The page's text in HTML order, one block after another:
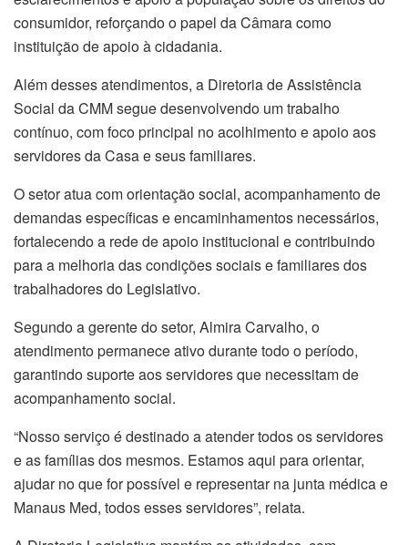
consumidor, reforçando o papel da Câmara como
instituição de apoio à cidadania.
Além desses atendimentos, a Diretoria de Assistência
Social da CMM segue desenvolvendo um trabalho
contínuo, com foco principal no acolhimento e apoio aos
servidores da Casa e seus familiares.
O setor atua com orientação social, acompanhamento de
demandas específicas e encaminhamentos necessários,
fortalecendo a rede de apoio institucional e contribuindo
para a melhoria das condições sociais e familiares dos
trabalhadores do Legislativo.
Segundo a gerente do setor, Almira Carvalho, o
atendimento permanece ativo durante todo o período,
garantindo suporte aos servidores que necessitam de
acompanhamento social.
“Nosso serviço é destinado a atender todos os servidores
e as famílias dos mesmos. Estamos aqui para orientar,
ajudar no que for possível e representar na junta médica e
Manaus Med, todos esses servidores”, relata.